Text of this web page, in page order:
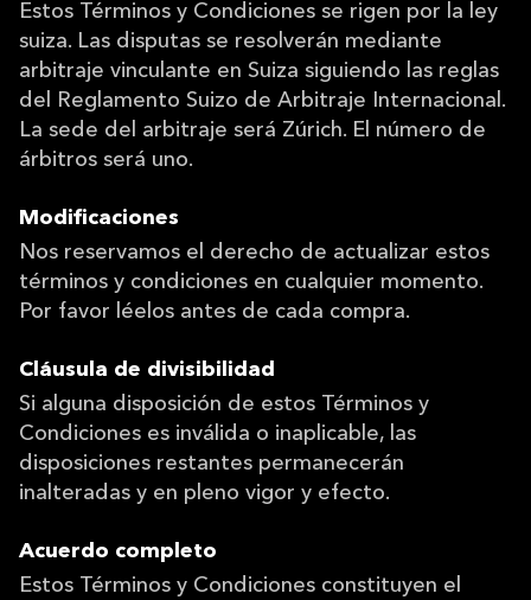
Estos Términos y Condiciones se rigen por la ley
suiza. Las disputas se resolverán mediante
arbitraje vinculante en Suiza siguiendo las reglas
del Reglamento Suizo de Arbitraje Internacional.
La sede del arbitraje será Zúrich. El número de
árbitros será uno.
Modificaciones
Nos reservamos el derecho de actualizar estos
términos y condiciones en cualquier momento.
Por favor léelos antes de cada compra.
Cláusula de divisibilidad
Si alguna disposición de estos Términos y
Condiciones es inválida o inaplicable, las
disposiciones restantes permanecerán
inalteradas y en pleno vigor y efecto.
Acuerdo completo
Estos Términos y Condiciones constituyen el